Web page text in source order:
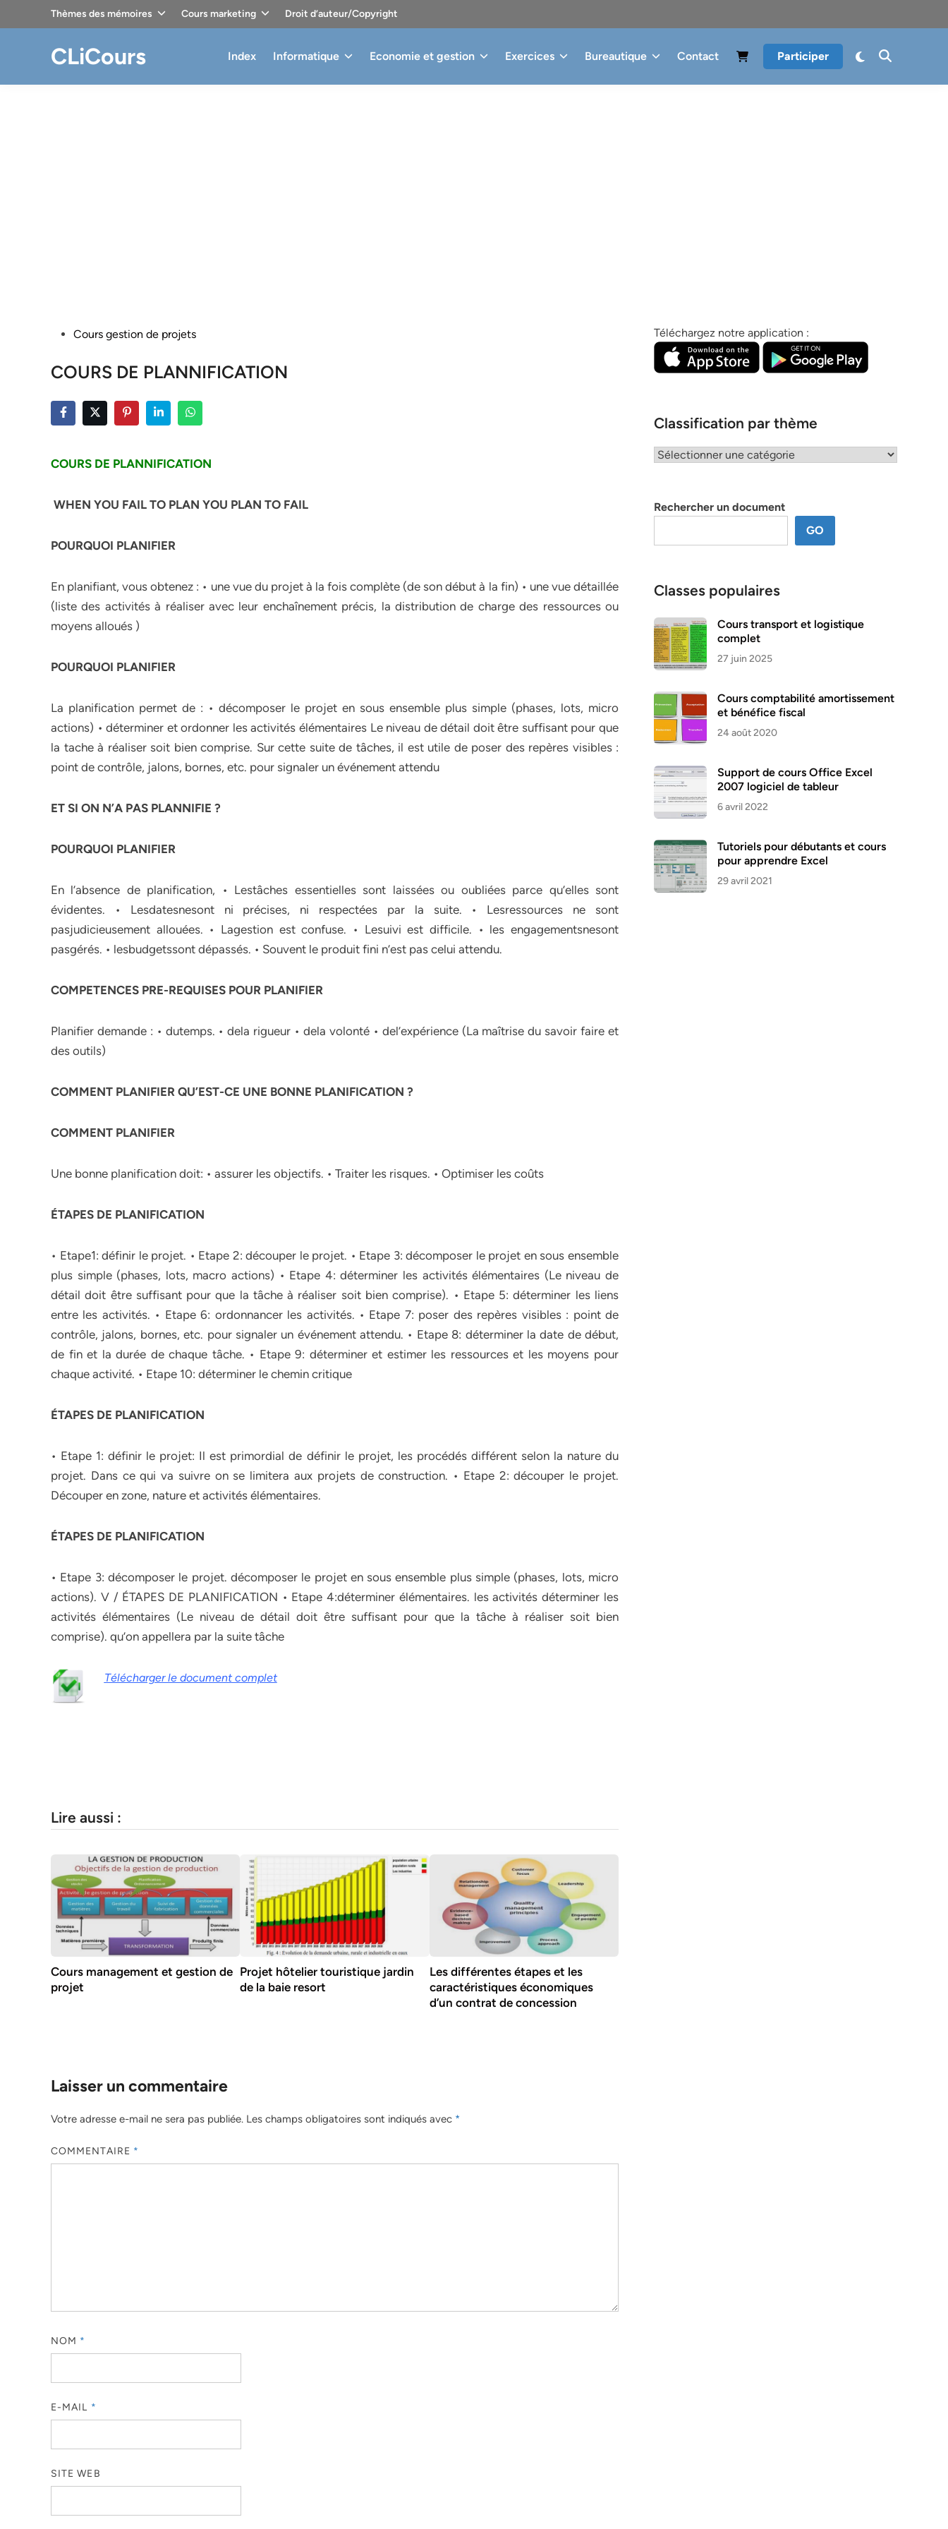
Thèmes des mémoires Cours marketing Droit d’auteur/Copyright
CLiCours Index Informatique Economie et gestion Exercices Bureautique Contact Participer
PostedCours gestion de projets
COURS DE PLANNIFICATION
COURS DE PLANNIFICATION
WHEN YOU FAIL TO PLAN YOU PLAN TO FAIL
POURQUOI PLANIFIER
En planifiant, vous obtenez : • une vue du projet à la fois complète (de son début à la fin) • une vue détaillée
(liste des activités à réaliser avec leur enchaînement précis, la distribution de charge des ressources ou
moyens alloués )
POURQUOI PLANIFIER
La planification permet de : • décomposer le projet en sous ensemble plus simple (phases, lots, micro
actions) • déterminer et ordonner les activités élémentaires Le niveau de détail doit être suffisant pour que
la tache à réaliser soit bien comprise. Sur cette suite de tâches, il est utile de poser des repères visibles :
point de contrôle, jalons, bornes, etc. pour signaler un événement attendu
ET SI ON N’A PAS PLANNIFIE ?
POURQUOI PLANIFIER
En l’absence de planification, • Lestâches essentielles sont laissées ou oubliées parce qu’elles sont
évidentes. • Lesdatesnesont ni précises, ni respectées par la suite. • Lesressources ne sont
pasjudicieusement allouées. • Lagestion est confuse. • Lesuivi est difficile. • les engagementsnesont
pasgérés. • lesbudgetssont dépassés. • Souvent le produit fini n’est pas celui attendu.
COMPETENCES PRE-REQUISES POUR PLANIFIER
Planifier demande : • dutemps. • dela rigueur • dela volonté • del’expérience (La maîtrise du savoir faire et
des outils)
COMMENT PLANIFIER QU’EST-CE UNE BONNE PLANIFICATION ?
COMMENT PLANIFIER
Une bonne planification doit: • assurer les objectifs. • Traiter les risques. • Optimiser les coûts
ÉTAPES DE PLANIFICATION
• Etape1: définir le projet. • Etape 2: découper le projet. • Etape 3: décomposer le projet en sous ensemble
plus simple (phases, lots, macro actions) • Etape 4: déterminer les activités élémentaires (Le niveau de
détail doit être suffisant pour que la tâche à réaliser soit bien comprise). • Etape 5: déterminer les liens
entre les activités. • Etape 6: ordonnancer les activités. • Etape 7: poser des repères visibles : point de
contrôle, jalons, bornes, etc. pour signaler un événement attendu. • Etape 8: déterminer la date de début,
de fin et la durée de chaque tâche. • Etape 9: déterminer et estimer les ressources et les moyens pour
chaque activité. • Etape 10: déterminer le chemin critique
ÉTAPES DE PLANIFICATION
• Etape 1: définir le projet: Il est primordial de définir le projet, les procédés différent selon la nature du
projet. Dans ce qui va suivre on se limitera aux projets de construction. • Etape 2: découper le projet.
Découper en zone, nature et activités élémentaires.
ÉTAPES DE PLANIFICATION
• Etape 3: décomposer le projet. décomposer le projet en sous ensemble plus simple (phases, lots, micro
actions). V / ÉTAPES DE PLANIFICATION • Etape 4:déterminer élémentaires. les activités déterminer les
activités élémentaires (Le niveau de détail doit être suffisant pour que la tâche à réaliser soit bien
comprise). qu’on appellera par la suite tâche
Télécharger le document complet
Lire aussi :
Cours management et gestion de
projet
Projet hôtelier touristique jardin
de la baie resort
Les différentes étapes et les
caractéristiques économiques
d’un contrat de concession
Laisser un commentaire
Votre adresse e-mail ne sera pas publiée. Les champs obligatoires sont indiqués avec *
COMMENTAIRE *
NOM *
E-MAIL *
SITE WEB
Téléchargez notre application :
Classification par thème
Classification
Rechercher un document
GO
Classes populaires
Cours transport et logistique
complet
27 juin 2025
Cours comptabilité amortissement
et bénéfice fiscal
24 août 2020
Support de cours Office Excel
2007 logiciel de tableur
6 avril 2022
Tutoriels pour débutants et cours
pour apprendre Excel
29 avril 2021